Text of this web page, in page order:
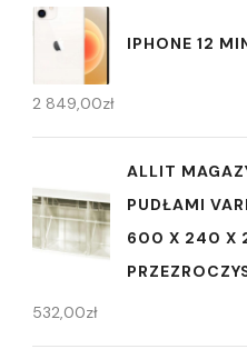
IPHONE 12
2 849,00zł
ALLIT
PUDŁAMI
600 X 240 X
532,00zł